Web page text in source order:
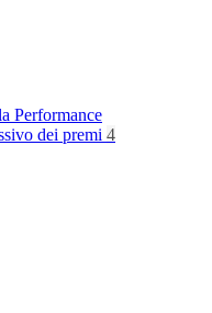
Performance
dei premi 4